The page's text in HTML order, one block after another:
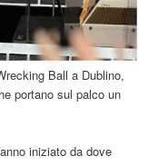
Ball a Dublino,
portano sul palco un
iniziato da dove